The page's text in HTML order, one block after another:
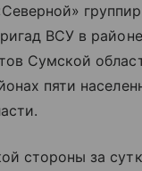
ВСУ в
Сумской
пяти
стороны за